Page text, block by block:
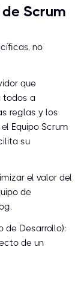
Scrum
no
que
todos a
reglas y los
Equipo Scrum
su
el valor del
de
de Desarrollo):
de un